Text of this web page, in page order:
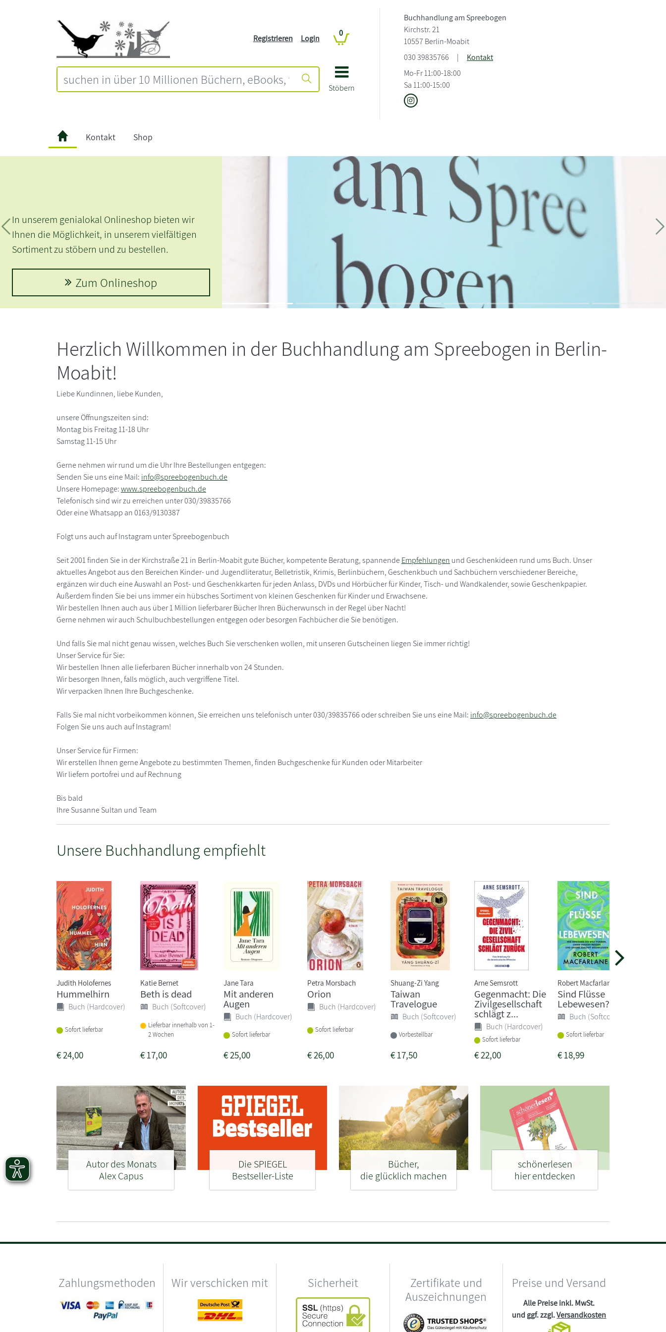
Stöbern
Registrieren Login
0
Buchhandlung am Spreebogen
Kirchstr. 21
10557 Berlin-Moabit
030 39835766
|
Kontakt
Mo-Fr 11:00-18:00
Sa 11:00-15:00
Kontakt Shop
Zurück
unserem genialokal Onlineshop bieten wir
die Möglichkeit, in unserem vielfältigen
zu stöbern und zu bestellen.
Zum Onlineshop
Herzlich Willkommen in der Buchhandlung am Spreebogen in Berlin-
Moabit!
Liebe Kundinnen, liebe Kunden,
unsere Öffnungszeiten sind:
Montag bis Freitag 11-18 Uhr
Samstag 11-15 Uhr
Gerne nehmen wir rund um die Uhr Ihre Bestellungen entgegen:
Senden Sie uns eine Mail: info@spreebogenbuch.de
Unsere Homepage:www.spreebogenbuch.de
Telefonisch sind wir zu erreichen unter 030/39835766
Oder eine Whatsapp an 0163/9130387
Folgt uns auch auf Instagram unter Spreebogenbuch
Seit 2001 finden Sie in der Kirchstraße 21 in Berlin-Moabit gute Bücher, kompetente Beratung, spannendeEmpfehlungen und Geschenkideen rund ums Buch. Unser
aktuelles Angebot aus den Bereichen Kinder- und Jugendliteratur, Belletristik, Krimis, Berlinbüchern, Geschenkbuch und Sachbüchern verschiedener Bereiche,
ergänzen wir duch eine Auswahl an Post- und Geschenkkarten für jeden Anlass, DVDs und Hörbücher für Kinder, Tisch- und Wandkalender, sowie Geschenkpapier.
Außerdem finden Sie bei uns immer ein hübsches Sortiment von kleinen Geschenken für Kinder und Erwachsene.
Wir bestellen Ihnen auch aus über 1 Million lieferbarer Bücher Ihren Bücherwunsch in der Regel über Nacht!
Gerne nehmen wir auch Schulbuchbestellungen entgegen oder besorgen Fachbücher die Sie benötigen.
Und falls Sie mal nicht genau wissen, welches Buch Sie verschenken wollen, mit unseren Gutscheinen liegen Sie immer richtig!
Unser Service für Sie:
Wir bestellen Ihnen alle lieferbaren Bücher innerhalb von 24 Stunden.
Wir besorgen Ihnen, falls möglich, auch vergriffene Titel.
Wir verpacken Ihnen Ihre Buchgeschenke.
Falls Sie mal nicht vorbeikommen können, Sie erreichen uns telefonisch unter 030/39835766 oder schreiben Sie uns eine Mail: info@spreebogenbuch.de
Folgen Sie uns auch auf Instagram!
Unser Service für Firmen:
Wir erstellen Ihnen gerne Angebote zu bestimmten Themen, finden Buchgeschenke für Kunden oder Mitarbeiter
Wir liefern portofrei und auf Rechnung
Bis bald
Ihre Susanne Sultan und Team
Unsere Buchhandlung empfiehlt
Judith Holofernes
Hummelhirn
Buch (Hardcover)
Sofort lieferbar
€24,00
Katie Bernet
Beth is dead
Buch (Softcover)
Lieferbar innerhalb von 1-
2 Wochen
€17,00
Jane Tara
Mit anderen
Augen
Buch (Hardcover)
Sofort lieferbar
€25,00
Petra Morsbach
Orion
Buch (Hardcover)
Sofort lieferbar
€26,00
Shuang-Zi Yang
Taiwan
Travelogue
Buch (Softcover)
Vorbestellbar
€17,50
Arne Semsrott
Gegenmacht: Die
Zivilgesellschaft
schlägt z...
Buch (Hardcover)
Sofort lieferbar
€22,00
Robert Macfarlane
Sind Flüsse
Lebewesen?
Buch (Softcover)
Sofort lieferbar
€18,99
Autor des Monats
Alex Capus
Die SPIEGEL
Bestseller-Liste
Bücher,
die glücklich machen
schönerlesen
hier entdecken
Zahlungsmethoden Wir verschicken mit Sicherheit
Zertifikate und
Auszeichnungen
Preise und Versand
Alle Preise inkl. MwSt.
und ggf. zzgl.Versandkosten